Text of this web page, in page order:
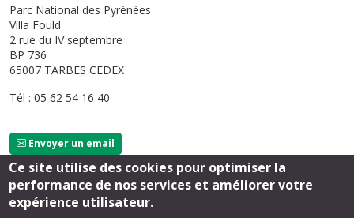
Parc National des Pyrénées
Villa Fould
2 rue du IV septembre
BP 736
65007 TARBES CEDEX
Tél : 05 62 54 16 40
Envoyer un email
Suivez-nous
Ce site utilise des cookies pour optimiser la
performance de nos services et améliorer votre
expérience utilisateur.